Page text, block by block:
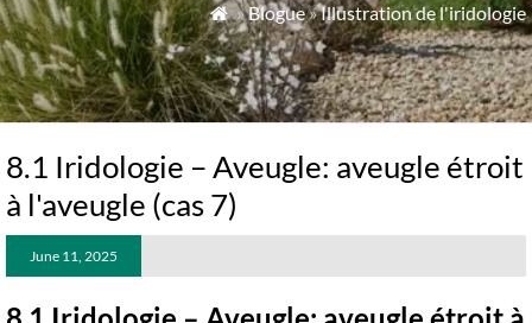
 »Blogue»Illustration de l'iridologie
8.1 Iridologie – Aveugle: aveugle étroit
à l'aveugle (cas 7)
June 11, 2025